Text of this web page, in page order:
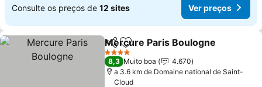
Consulte os preços de 12 sites Ver preços
PartilharAdicionar aos favoritos
Mercure Paris Boulogne
4 Estrelas
8,3 Muito boa
4.670
a 3.6 km de Domaine national de Saint-
Cloud